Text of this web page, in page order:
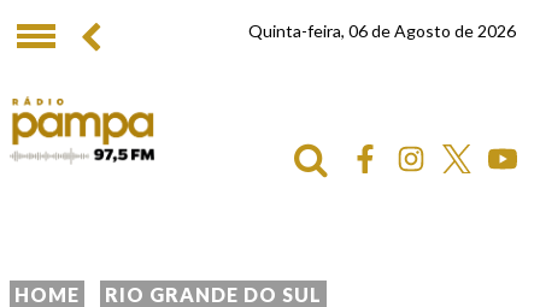
Quinta-feira, 06 de Agosto de 2026
HOME RIO GRANDE DO SUL